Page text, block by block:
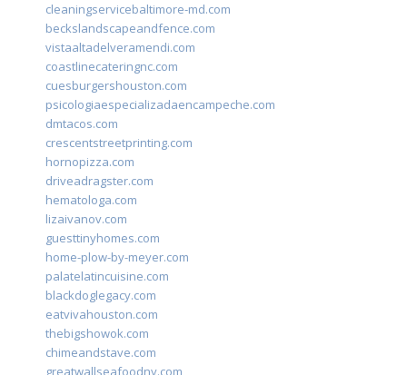
cleaningservicebaltimore-md.com
beckslandscapeandfence.com
vistaaltadelveramendi.com
coastlinecateringnc.com
cuesburgershouston.com
psicologiaespecializadaencampeche.com
dmtacos.com
crescentstreetprinting.com
hornopizza.com
driveadragster.com
hematologa.com
lizaivanov.com
guesttinyhomes.com
home-plow-by-meyer.com
palatelatincuisine.com
blackdoglegacy.com
eatvivahouston.com
thebigshowok.com
chimeandstave.com
greatwallseafoodny.com